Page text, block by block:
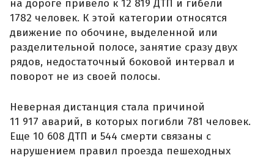
на дороге привело к 12 819 ДТП и гибели
1782 человек. К этой категории относятся
движение по обочине, выделенной или
разделительной полосе, занятие сразу двух
рядов, недостаточный боковой интервал и
поворот не из своей полосы.
Неверная дистанция стала причиной
11 917 аварий, в которых погибли 781 человек.
Еще 10 608 ДТП и 544 смерти связаны с
нарушением правил проезда пешеходных